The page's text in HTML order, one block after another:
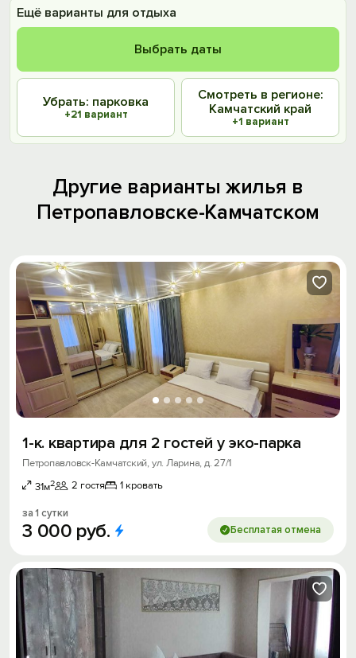
Ещё варианты для отдыха
Выбрать даты
Убрать: парковка
+21 вариант
Смотреть в регионе:
Камчатский край
+1 вариант
Другие варианты жилья в
Петропавловске-Камчатском
1-к. квартира для 2 гостей у эко-парка
Петропавловск-Камчатский, ул. Ларина, д. 27/1
31м2 2 гостя 1 кровать
за 1 сутки
3 000 руб. Бесплатая отмена